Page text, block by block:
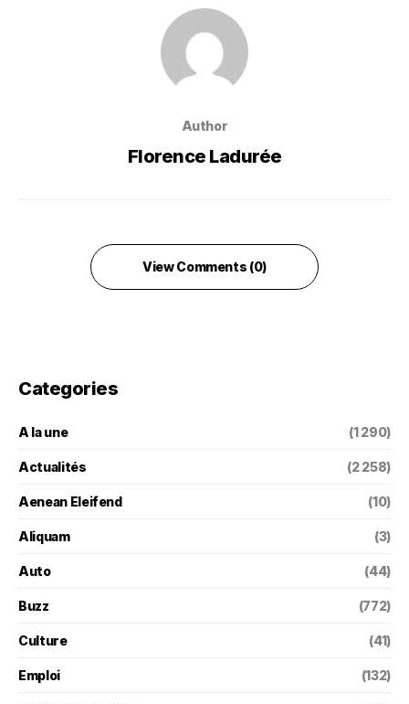
Author
Florence Ladurée
View Comments (0)
Categories
A la une (1 290)
Actualités (2 258)
Aenean Eleifend (10)
Aliquam (3)
Auto (44)
Buzz (772)
Culture (41)
Emploi (132)